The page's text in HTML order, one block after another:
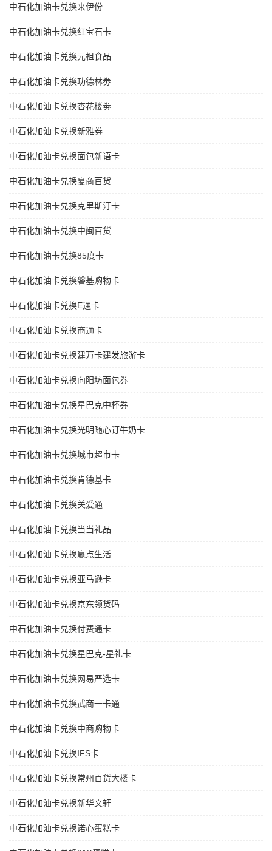
中石化加油卡兑换来伊份
中石化加油卡兑换红宝石卡
中石化加油卡兑换元祖食品
中石化加油卡兑换功德林劵
中石化加油卡兑换杏花楼劵
中石化加油卡兑换新雅劵
中石化加油卡兑换面包新语卡
中石化加油卡兑换夏商百货
中石化加油卡兑换克里斯汀卡
中石化加油卡兑换中闽百货
中石化加油卡兑换85度卡
中石化加油卡兑换磐基购物卡
中石化加油卡兑换E通卡
中石化加油卡兑换商通卡
中石化加油卡兑换建万卡建发旅游卡
中石化加油卡兑换向阳坊面包券
中石化加油卡兑换星巴克中杯券
中石化加油卡兑换光明随心订牛奶卡
中石化加油卡兑换城市超市卡
中石化加油卡兑换肯德基卡
中石化加油卡兑换关爱通
中石化加油卡兑换当当礼品
中石化加油卡兑换赢点生活
中石化加油卡兑换亚马逊卡
中石化加油卡兑换京东领货码
中石化加油卡兑换付费通卡
中石化加油卡兑换星巴克-星礼卡
中石化加油卡兑换网易严选卡
中石化加油卡兑换武商一卡通
中石化加油卡兑换中商购物卡
中石化加油卡兑换IFS卡
中石化加油卡兑换常州百货大楼卡
中石化加油卡兑换新华文轩
中石化加油卡兑换诺心蛋糕卡